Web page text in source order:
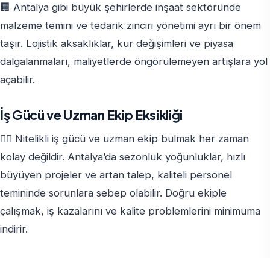
🏢 Antalya gibi büyük şehirlerde inşaat sektöründe
malzeme temini ve tedarik zinciri yönetimi ayrı bir önem
taşır. Lojistik aksaklıklar, kur değişimleri ve piyasa
dalgalanmaları, maliyetlerde öngörülemeyen artışlara yol
açabilir.
İş Gücü ve Uzman Ekip Eksikliği
👷‍♂️ Nitelikli iş gücü ve uzman ekip bulmak her zaman
kolay değildir. Antalya’da sezonluk yoğunluklar, hızlı
büyüyen projeler ve artan talep, kaliteli personel
temininde sorunlara sebep olabilir. Doğru ekiple
çalışmak, iş kazalarını ve kalite problemlerini minimuma
indirir.